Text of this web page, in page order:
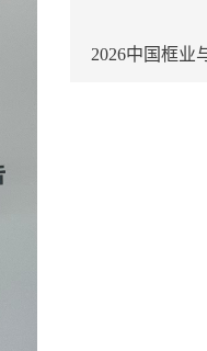
2026中国框业